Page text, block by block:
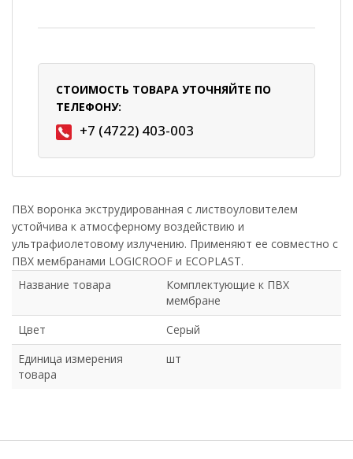
СТОИМОСТЬ ТОВАРА УТОЧНЯЙТЕ ПО
ТЕЛЕФОНУ:
+7 (4722) 403-003
ПВХ воронка экструдированная с листвоуловителем
устойчива к атмосферному воздействию и
ультрафиолетовому излучению. Применяют ее совместно с
ПВХ мембранами LOGICROOF и ECOPLAST.
Название товара
Комплектующие к ПВХ
мембране
Цвет
Серый
Единица измерения
товара
шт